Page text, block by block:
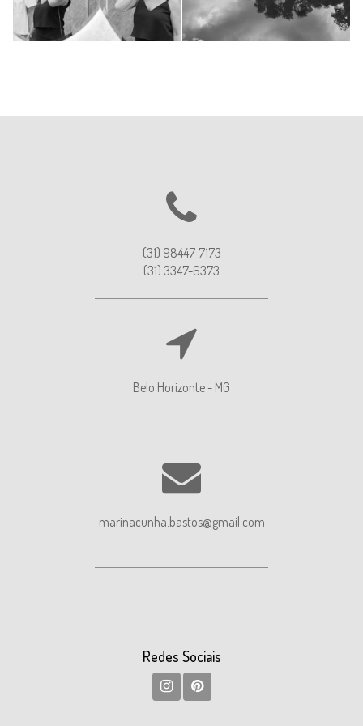
335
(31) 98447-7173
(31) 3347-6373
Belo Horizonte - MG
marinacunha.bastos@gmail.com
Redes Sociais